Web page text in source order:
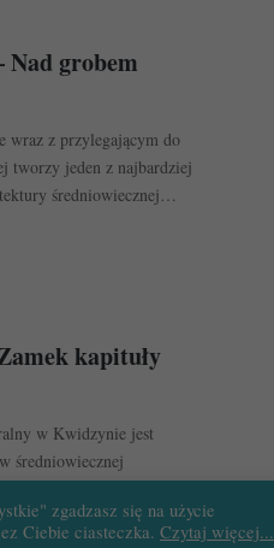
grobem
wraz z przylegającym do
tworzy jeden z najbardziej
średniowiecznej…
kapituły
w Kwidzynie jest
średniowiecznej
sam zamek ustępuje
zgadzasz się na użycie
Ciebie ciasteczka. Czytaj więcej...